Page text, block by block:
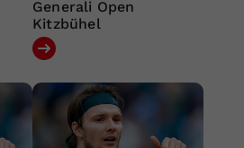
Generali Open
Kitzbühel